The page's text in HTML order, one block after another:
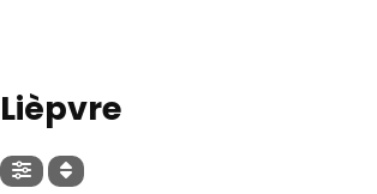
Lièpvre